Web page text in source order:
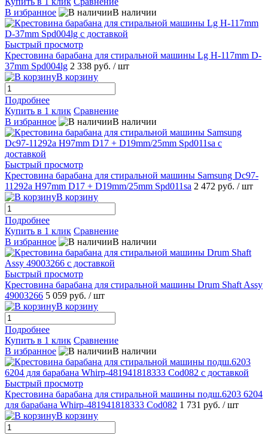
В избранное
В наличии
Быстрый просмотр
Крестовина барабана для стиральной машины Lg H-117mm D-
37mm Spd004lg 2 338 руб. / шт
В корзину
Подробнее
Купить в 1 клик Сравнение
В избранное
В наличии
Быстрый просмотр
Крестовина барабана для стиральной машины Samsung Dc97-
11292a H97mm D17 + D19mm/25mm Spd011sa 2 472 руб. / шт
В корзину
Подробнее
Купить в 1 клик Сравнение
В избранное
В наличии
Быстрый просмотр
Крестовина барабана для стиральной машины Drum Shaft Assy
49003266 5 059 руб. / шт
В корзину
Подробнее
Купить в 1 клик Сравнение
В избранное
В наличии
Быстрый просмотр
Крестовина барабана для стиральной машины подш.6203 6204
для барабана Whirp-481941818333 Cod082 1 731 руб. / шт
В корзину